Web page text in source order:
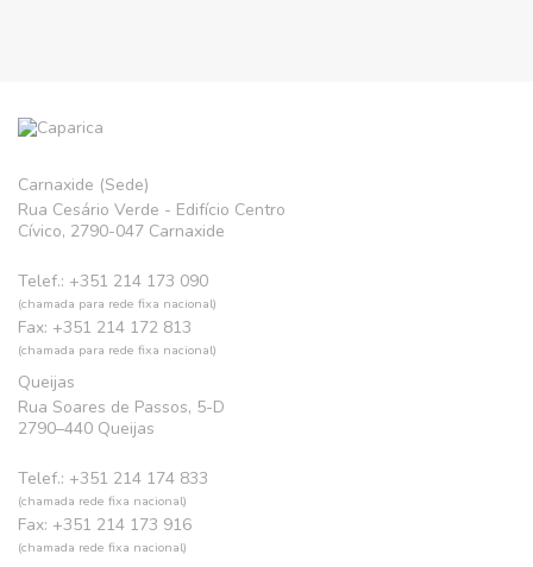
Carnaxide (Sede)
Rua Cesário Verde - Edifício Centro
Cívico, 2790-047 Carnaxide
Telef.: +351 214 173 090
(chamada para rede fixa nacional)
Fax: +351 214 172 813
(chamada para rede fixa nacional)
Queijas
Rua Soares de Passos, 5-D
2790–440 Queijas
Telef.: +351 214 174 833
(chamada rede fixa nacional)
Fax: +351 214 173 916
(chamada rede fixa nacional)